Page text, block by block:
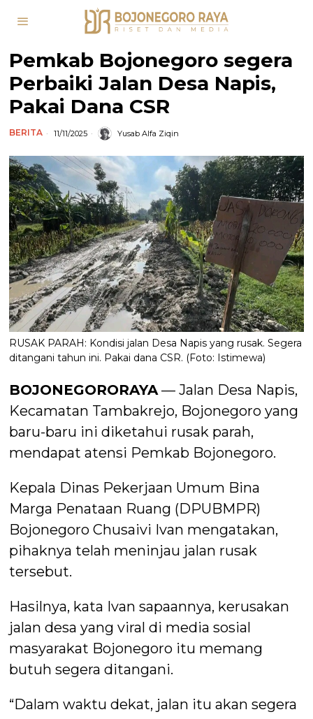
Pemkab Bojonegoro segera
Perbaiki Jalan Desa Napis,
Pakai Dana CSR
BERITA 11/11/2025 Yusab Alfa Ziqin
RUSAK PARAH: Kondisi jalan Desa Napis yang rusak. Segera
ditangani tahun ini. Pakai dana CSR. (Foto: Istimewa)
BOJONEGORORAYA— Jalan Desa Napis,
Kecamatan Tambakrejo, Bojonegoro yang
baru-baru ini diketahui rusak parah,
mendapat atensi Pemkab Bojonegoro.
Kepala Dinas Pekerjaan Umum Bina
Marga Penataan Ruang (DPUBMPR)
Bojonegoro Chusaivi Ivan mengatakan,
pihaknya telah meninjau jalan rusak
tersebut.
Hasilnya, kata Ivan sapaannya, kerusakan
jalan desa yang viral di media sosial
masyarakat Bojonegoro itu memang
butuh segera ditangani.
“Dalam waktu dekat, jalan itu akan segera